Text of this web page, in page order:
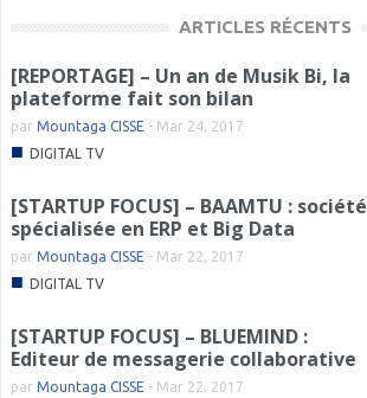
ARTICLES RÉCENTS
[REPORTAGE] – Un an de Musik Bi, la
plateforme fait son bilan
par Mountaga CISSE - Mar 24, 2017
■ DIGITAL TV
[STARTUP FOCUS] – BAAMTU : société
spécialisée en ERP et Big Data
par Mountaga CISSE - Mar 22, 2017
■ DIGITAL TV
[STARTUP FOCUS] – BLUEMIND :
Editeur de messagerie collaborative
par Mountaga CISSE - Mar 22, 2017